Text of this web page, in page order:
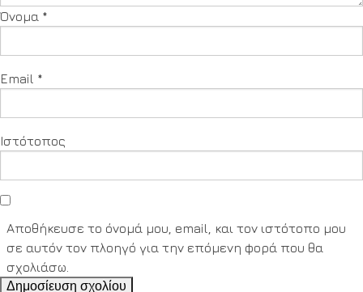
Όνομα *
Email *
Ιστότοπος
Αποθήκευσε το όνομά μου, email, και τον ιστότοπο μου
σε αυτόν τον πλοηγό για την επόμενη φορά που θα
σχολιάσω.